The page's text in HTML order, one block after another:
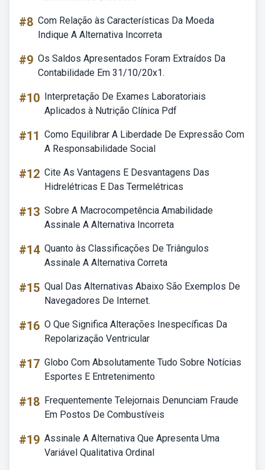
#8 Com Relação às Características Da Moeda
Indique A Alternativa Incorreta
#9 Os Saldos Apresentados Foram Extraídos Da
Contabilidade Em 31/10/20x1.
#10 Interpretação De Exames Laboratoriais
Aplicados à Nutrição Clínica Pdf
#11 Como Equilibrar A Liberdade De Expressão Com
A Responsabilidade Social
#12 Cite As Vantagens E Desvantagens Das
Hidrelétricas E Das Termelétricas
#13 Sobre A Macrocompetência Amabilidade
Assinale A Alternativa Incorreta
#14 Quanto às Classificações De Triângulos
Assinale A Alternativa Correta
#15 Qual Das Alternativas Abaixo São Exemplos De
Navegadores De Internet.
#16 O Que Significa Alterações Inespecíficas Da
Repolarização Ventricular
#17 Globo Com Absolutamente Tudo Sobre Notícias
Esportes E Entretenimento
#18 Frequentemente Telejornais Denunciam Fraude
Em Postos De Combustíveis
#19 Assinale A Alternativa Que Apresenta Uma
Variável Qualitativa Ordinal